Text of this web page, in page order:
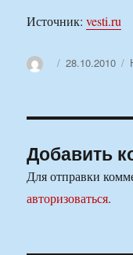
Источник:vesti.ru
АвторОпубликовано
28.10.2010
Добавить
Для отправки
авторизоваться.